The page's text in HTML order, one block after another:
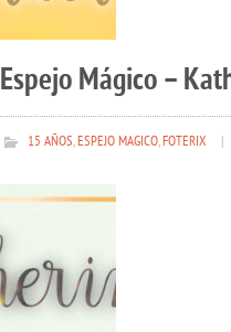
Espejo Mágico –
15 AÑOS,ESPEJO MAGICO,FOTERIX